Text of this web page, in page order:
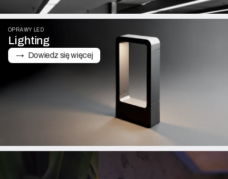
OPRAWY LED
Lighting
→   Dowiedz się więcej